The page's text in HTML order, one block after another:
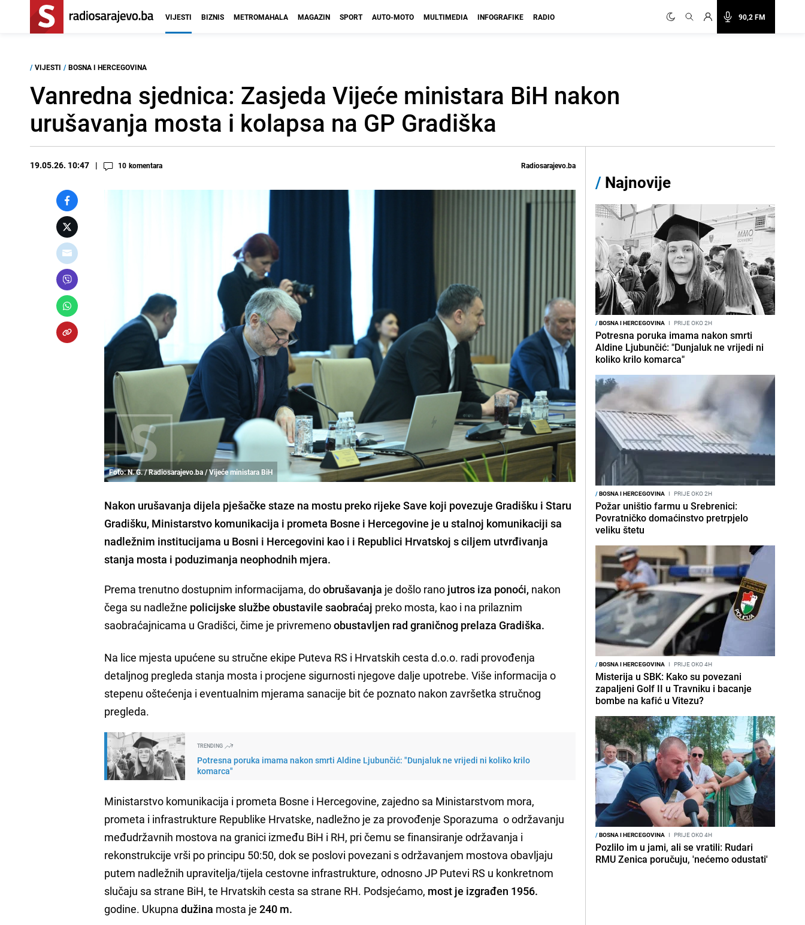
90,2 FM
VIJESTI BIZNIS METROMAHALA MAGAZIN SPORT AUTO-MOTO MULTIMEDIA INFOGRAFIKE RADIO
/ VIJESTI / BOSNA I HERCEGOVINA
Vanredna sjednica: Zasjeda Vijeće ministara BiH nakon
urušavanja mosta i kolapsa na GP Gradiška
19.05.26. 10:47 10 komentara Radiosarajevo.ba
Foto: N. G. / Radiosarajevo.ba / Vijeće ministara BiH
Nakon urušavanja dijela pješačke staze na mostu preko rijeke Save koji povezuje Gradišku i Staru
Gradišku, Ministarstvo komunikacija i prometa Bosne i Hercegovine je u stalnoj komunikaciji sa
nadležnim institucijama u Bosni i Hercegovini kao i i Republici Hrvatskoj s ciljem utvrđivanja
stanja mosta i poduzimanja neophodnih mjera.
Prema trenutno dostupnim informacijama, doobrušavanja je došlo rano jutros iza ponoći, nakon
čega su nadležne policijske službe obustavile saobraćaj preko mosta, kao i na prilaznim
saobraćajnicama u Gradišci, čime je privremenoobustavljen rad graničnog prelaza Gradiška.
Na lice mjesta upućene su stručne ekipe Puteva RS i Hrvatskih cesta d.o.o. radi provođenja
detaljnog pregleda stanja mosta i procjene sigurnosti njegove dalje upotrebe. Više informacija o
stepenu oštećenja i eventualnim mjerama sanacije bit će poznato nakon završetka stručnog
pregleda.
TRENDING
Potresna poruka imama nakon smrti Aldine Ljubunčić: "Dunjaluk ne vrijedi ni koliko krilo
komarca"
Ministarstvo komunikacija i prometa Bosne i Hercegovine, zajedno sa Ministarstvom mora,
prometa i infrastrukture Republike Hrvatske, nadležno je za provođenje Sporazuma o održavanju
međudržavnih mostova na granici između BiH i RH, pri čemu se finansiranje održavanja i
rekonstrukcije vrši po principu 50:50, dok se poslovi povezani s održavanjem mostova obavljaju
putem nadležnih upravitelja/tijela cestovne infrastrukture, odnosno JP Putevi RS u konkretnom
slučaju sa strane BiH, te Hrvatskih cesta sa strane RH. Podsjećamo, most je izgrađen 1956.
godine. Ukupnadužina mosta je240 m.
/ Najnovije
/BOSNA I HERCEGOVINA I PRIJE OKO 2H
Potresna poruka imama nakon smrti
Aldine Ljubunčić: "Dunjaluk ne vrijedi ni
koliko krilo komarca"
/BOSNA I HERCEGOVINA I PRIJE OKO 2H
Požar uništio farmu u Srebrenici:
Povratničko domaćinstvo pretrpjelo
veliku štetu
/BOSNA I HERCEGOVINA I PRIJE OKO 4H
Misterija u SBK: Kako su povezani
zapaljeni Golf II u Travniku i bacanje
bombe na kafić u Vitezu?
/BOSNA I HERCEGOVINA I PRIJE OKO 4H
Pozlilo im u jami, ali se vratili: Rudari
RMU Zenica poručuju, 'nećemo odustati'